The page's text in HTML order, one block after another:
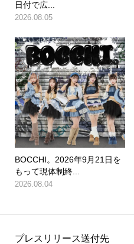
日付で広...
2026.08.05
BOCCHI。2026年9月21日を
もって現体制終...
2026.08.04
プレスリリース送付先